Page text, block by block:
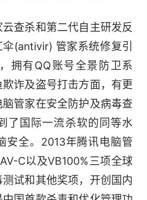
查杀和第二代自主研发反
(antivir) 管家系统修复引
拥有QQ账号全景防卫系
诈及盗号打击方面，有更
管家在安全防护及病毒查
了国际一流杀软的同等水
安全。2013年腾讯电脑管
C以及VB100%三项全球
试和其他奖项，开创国内